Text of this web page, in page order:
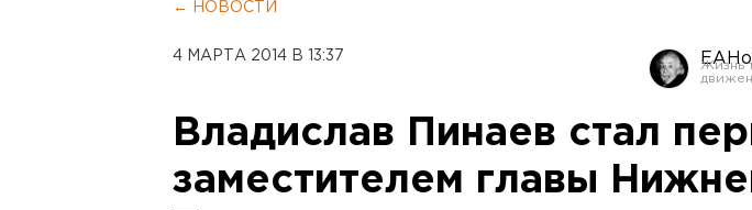
← НОВОСТИ
4 МАРТА 2014 В 13:37
Владислав Пинаев стал
заместителем главы